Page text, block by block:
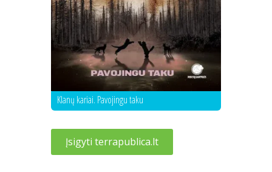
Klanų kariai. Pavojingu taku
Įsigyti terrapublica.lt